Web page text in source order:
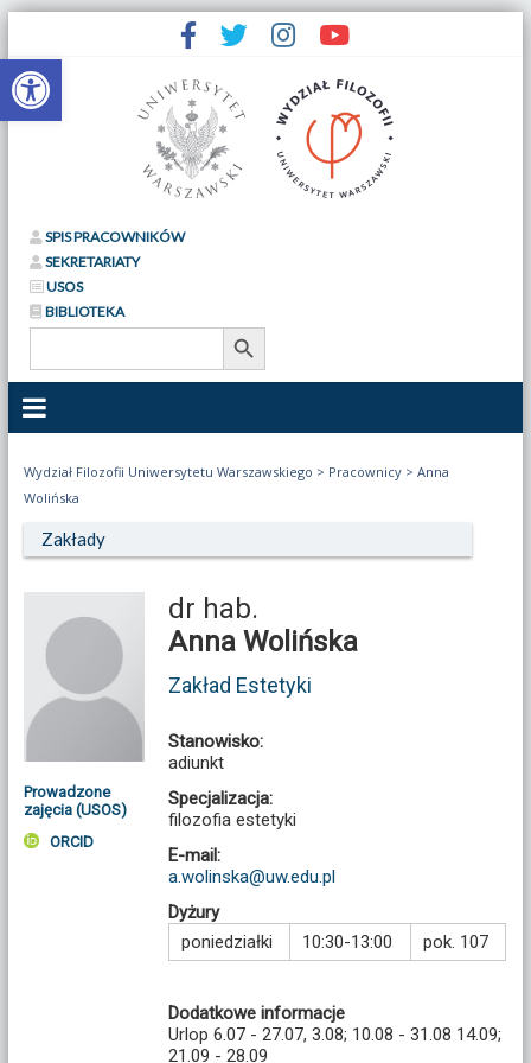
Otwórz pasek narzędzi
SPIS PRACOWNIKÓW
SEKRETARIATY
USOS
BIBLIOTEKA
Search
Search Button
Wydział Filozofii Uniwersytetu Warszawskiego > Pracownicy> Anna
Wolińska
Zakłady
Prowadzone
zajęcia (USOS)
ORCID
dr hab.
Anna Wolińska
Zakład Estetyki
Stanowisko:
adiunkt
Specjalizacja:
filozofia estetyki
E-mail:
a.wolinska@uw.edu.pl
Dyżury
poniedziałki
10:30-13:00 pok. 107
Dodatkowe informacje
Urlop 6.07 - 27.07, 3.08; 10.08 - 31.08 14.09;
21.09 - 28.09